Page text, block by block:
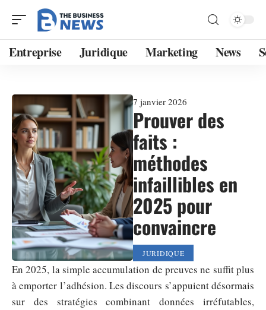
Entreprise Juridique Marketing News
7 janvier 2026
Prouver des
faits :
méthodes
infaillibles en
2025 pour
convaincre
JURIDIQUE
En 2025, la simple accumulation de preuves ne suffit plus
à emporter l’adhésion. Les discours s’appuient désormais
sur des stratégies combinant données irréfutables,